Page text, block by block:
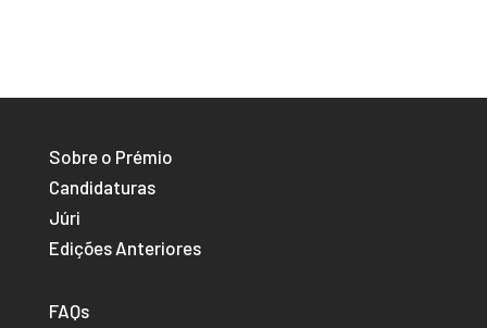
Sobre o Prémio
Candidaturas
Júri
Edições Anteriores
FAQs